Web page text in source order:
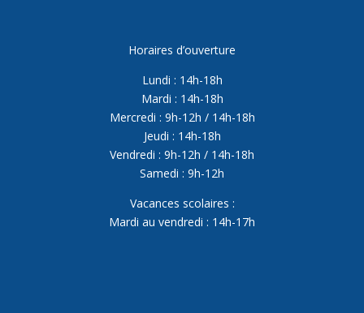
Horaires d’ouverture
Lundi : 14h-18h
Mardi : 14h-18h
Mercredi : 9h-12h / 14h-18h
Jeudi : 14h-18h
Vendredi : 9h-12h / 14h-18h
Samedi : 9h-12h
Vacances scolaires :
Mardi au vendredi : 14h-17h